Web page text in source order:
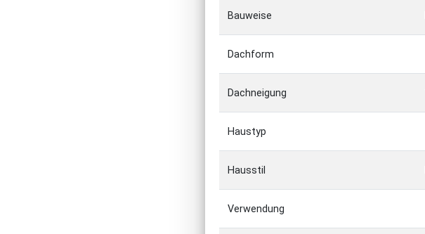
Bauweise
Dachform
Dachneigung
Haustyp
Hausstil
Verwendung